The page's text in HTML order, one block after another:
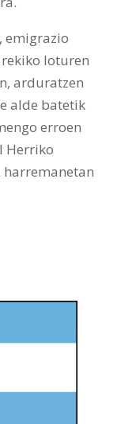
emigrazio
loturen
arduratzen
alde batetik
erroen
Herriko